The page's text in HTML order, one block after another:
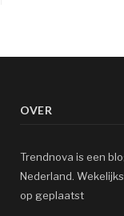
OVER
Trendnova is een
Nederland.
op geplaatst